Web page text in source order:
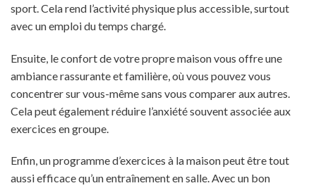
sport. Cela rend l’activité physique plus accessible, surtout
avec un emploi du temps chargé.
Ensuite, le confort de votre propre maison vous offre une
ambiance rassurante et familière, où vous pouvez vous
concentrer sur vous-même sans vous comparer aux autres.
Cela peut également réduire l’anxiété souvent associée aux
exercices en groupe.
Enfin, un programme d’exercices à la maison peut être tout
aussi efficace qu’un entraînement en salle. Avec un bon